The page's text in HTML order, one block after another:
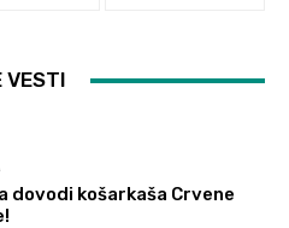
VESTI
dovodi košarkaša Crvene